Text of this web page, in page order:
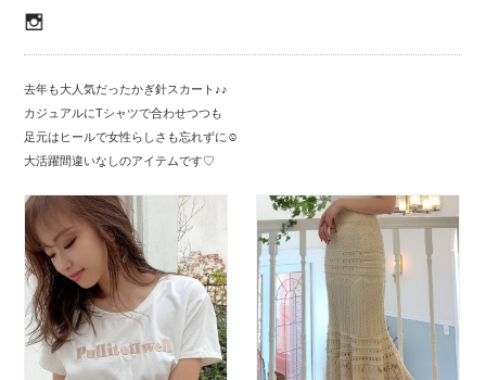
去年も大人気だったかぎ針スカート♪♪
カジュアルにTシャツで合わせつつも
足元はヒールで女性らしさも忘れずに‪‪☺︎‬
大活躍間違いなしのアイテムです♡